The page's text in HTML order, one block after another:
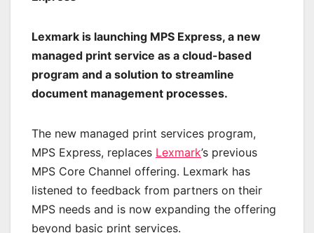
Lexmark is launching MPS Express, a new
managed print service as a cloud-based
program and a solution to streamline
document management processes.
The new managed print services program,
MPS Express, replaces Lexmark’s previous
MPS Core Channel offering. Lexmark has
listened to feedback from partners on their
MPS needs and is now expanding the offering
beyond basic print services.